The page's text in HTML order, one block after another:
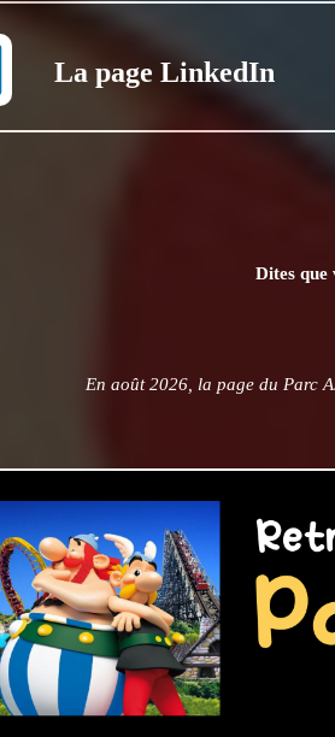
La page LinkedIn
Dites que
En août 2026, la page du Parc